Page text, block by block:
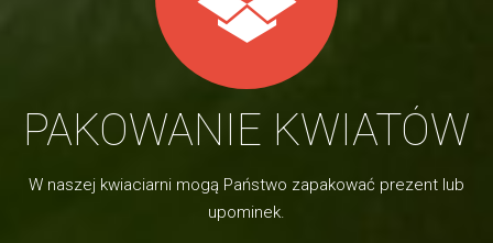
PAKOWANIE KWIATÓW
W naszej kwiaciarni mogą Państwo zapakować prezent lub
upominek.